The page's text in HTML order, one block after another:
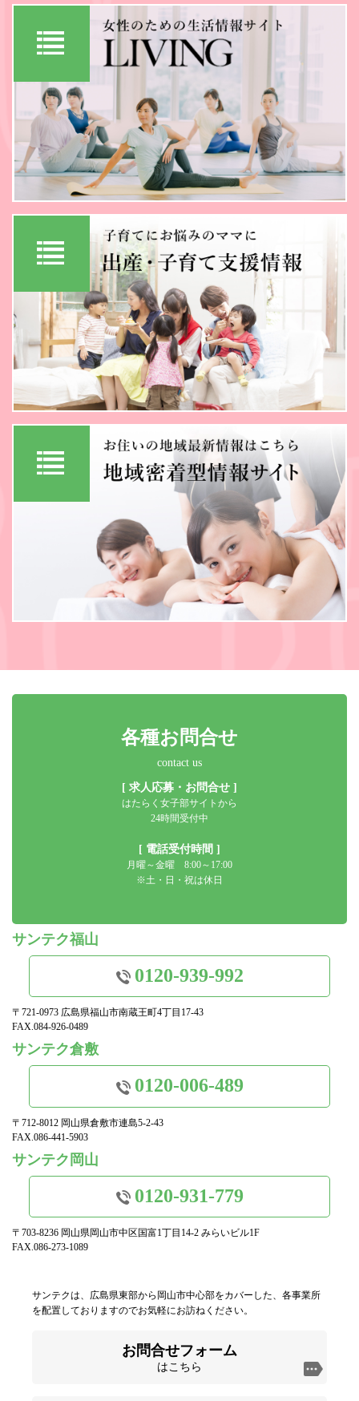
各種お問合せ
contact us
[ 求人応募・お問合せ ]
はたらく女子部サイトから
24時間受付中
[ 電話受付時間 ]
月曜～金曜 8:00～17:00
※土・日・祝は休日
サンテク福山
0120-939-992
〒721-0973 広島県福山市南蔵王町4丁目17-43
FAX.084-926-0489
サンテク倉敷
0120-006-489
〒712-8012 岡山県倉敷市連島5-2-43
FAX.086-441-5903
サンテク岡山
0120-931-779
〒703-8236 岡山県岡山市中区国富1丁目14-2 みらいビル1F
FAX.086-273-1089
サンテクは、広島県東部から岡山市中心部をカバーした、各事業所
を配置しておりますのでお気軽にお訪ねください。
お問合せフォーム
はこちら